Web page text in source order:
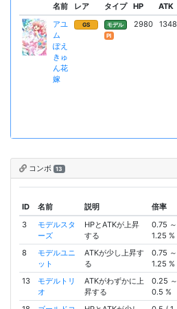
名前 レア タイプ HP ATK
アユ
ム
ぽえ
きゅ
ん花
嫁
GS
モデル
Pl
2980 1348
コンボ 13
ID 名前 説明 倍率
3
モデルスタ
ーズ
HPとATKが上昇
する
0.75 ～
1.25 %
8
モデルユニ
ット
ATKが少し上昇す
る
0.75 ～
1.25 %
13
モデルトリ
オ
ATKがわずかに上
昇する
0.25 ～
0.5 %